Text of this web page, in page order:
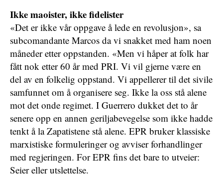
Ikke maoister, ikke fidelister
«Det er ikke vår oppgave å lede en revolusjon», sa
subcomandante Marcos da vi snakket med ham noen
måneder etter oppstanden. «Men vi håper at folk har
fått nok etter 60 år med PRI. Vi vil gjerne være en
del av en folkelig oppstand. Vi appellerer til det sivile
samfunnet om å organisere seg. Ikke la oss stå alene
mot det onde regimet. I Guerrero dukket det to år
senere opp en annen geriljabevegelse som ikke hadde
tenkt å la Zapatistene stå alene. EPR bruker klassiske
marxistiske formuleringer og avviser forhandlinger
med regjeringen. For EPR fins det bare to utveier:
Seier eller utslettelse.